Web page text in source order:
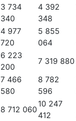
3 734
340
4 392
348
4 977
720
5 855
064
6 223
200
7 319 880
7 466
580
8 782
596
8 712 060
10 247
412